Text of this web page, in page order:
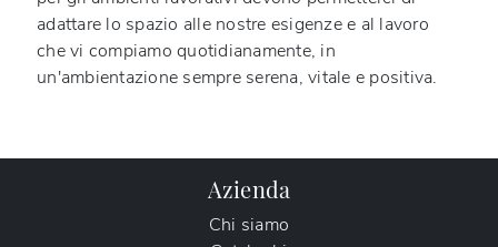
adattare lo spazio alle nostre esigenze e al lavoro
che vi compiamo quotidianamente, in
un'ambientazione sempre serena, vitale e positiva.
Azienda
Chi siamo